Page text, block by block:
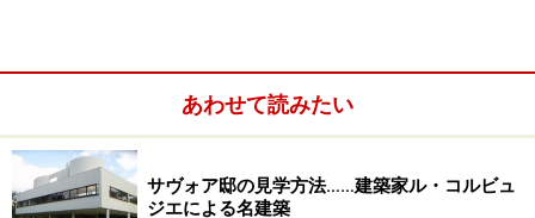
あわせて読みたい
サヴォア邸の見学方法……建築家ル・コルビュ
ジエによる名建築